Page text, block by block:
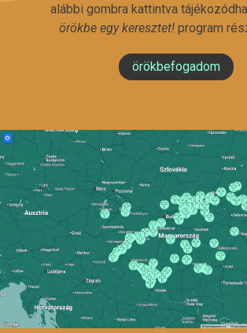
alábbi gombra kattintva
örökbe egy keresztet!program
örökbefogadom